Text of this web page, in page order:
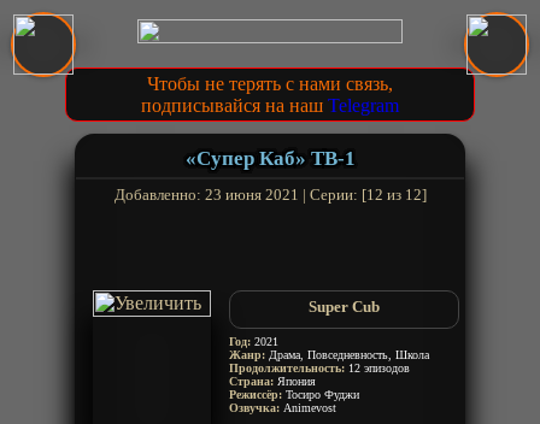
Чтобы не терять с нами связь,
подписывайся на наш Telegram
«Супер Каб» ТВ-1
Добавленно: 23 июня 2021 | Серии: [12 из 12]
Super Cub
Год: 2021
Жанр: Драма, Повседневность, Школа
Продолжительность: 12 эпизодов
Страна: Япония
Режиссёр: Тосиро Фуджи
Озвучка: Animevost